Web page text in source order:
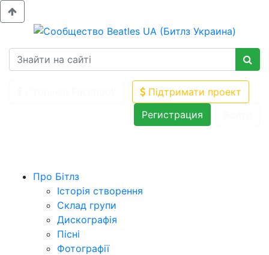
Підтримати проект
Регистрация
Про Бітлз
Історія створення
Склад групи
Дискографія
Пісні
Фотографії